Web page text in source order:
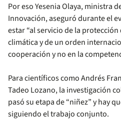
Por eso Yesenia Olaya, ministra
Innovación, aseguró durante el
estar “al servicio de la
climática y de un orden
cooperación y no en la
Para científicos como Andrés
Tadeo Lozano, la investigación
pasó su etapa de “niñez” y hay
siguiendo el trabajo conjunto.